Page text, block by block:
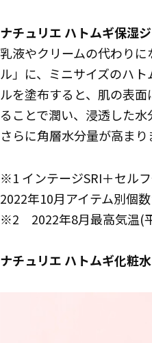
ナチュリエ ハトムギ保湿
乳液やクリームの代わり
ル」に、ミニサイズのハ
ルを塗布すると、肌の表
ることで潤い、浸透した
さらに角層水分量が高まり
※1 インテージSRI＋セル
2022年10月アイテム別個
※2 2022年8月最高気温(
ナチュリエ ハトムギ化粧